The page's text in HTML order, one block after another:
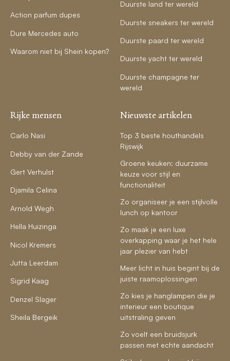
Action parfum dupes
Dure Mercedes auto
Waarom niet bij Shein kopen?
Duurste land ter wereld
Duurste sneakers ter wereld
Duurste paard ter wereld
Duurste yacht ter wereld
Duurste champagne ter
wereld
Rijke mensen
Carlo Nasi
Debby van der Zande
Gert Verhulst
Djamila Celina
Arnold Wegh
Hella Huizinga
Nicol Kremers
Jutta Leerdam
Sigrid Kaag
Denzel Slager
Sheila Bergeik
Nieuwste artikelen
Top 3 beste houthandels
Rijswijk
Groene keuken: duurzame
keuze voor stijl en
functionaliteit
Zo organiseer je een stijlvolle
lunch op kantoor
Zo maak je een luxe
overkapping waar je het hele
jaar plezier van hebt
Meer licht in huis begint bij de
juiste raamoplossingen
Zo kies je hanglampen die je
interieur een boutique
uitstraling geven
Zo voelt een bruidsjurk
passen met echte aandacht